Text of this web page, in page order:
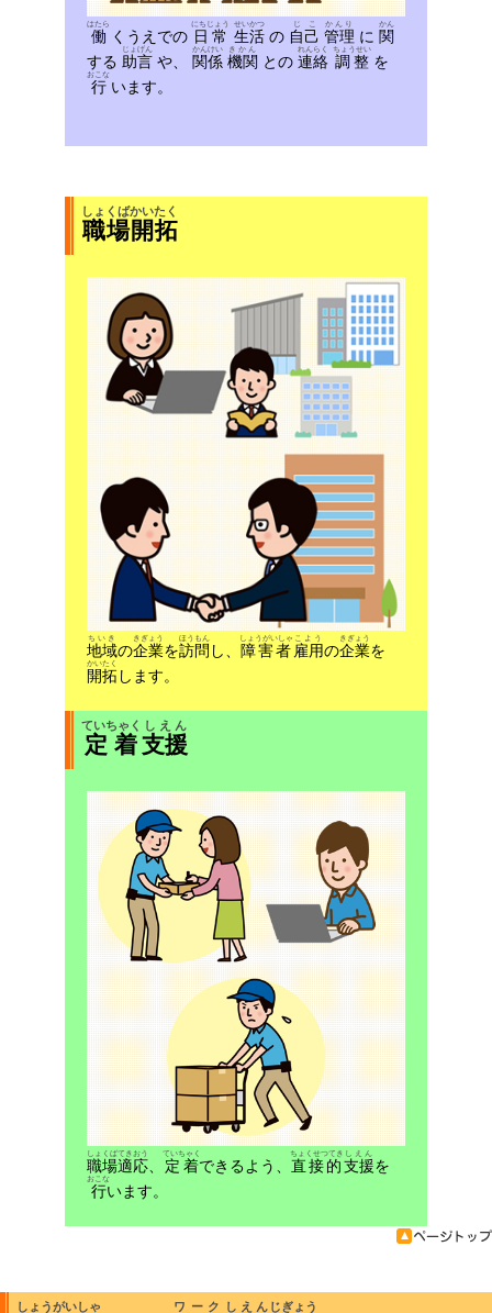
働
はたら
くうえでの 日常
にちじょう
生活
せいかつ
の 自己
じこ
管理
かんり
に 関
かん
する 助言
じょげん
や、 関係
かんけい
機関
きかん
との 連絡
れんらく
調整
ちょうせい
を
行
おこな
います。
職場
しょくば
開拓
かいたく
地域
ちいき
の企業
きぎょう
を訪問
ほうもん
し、 障害者
しょうがいしゃ
雇用
こよう
の企業
きぎょう
を
開拓
かいたく
します。
定着
ていちゃく
支援
しえん
職場
しょくば
適応
てきおう
定着
ていちゃく
できるよう、 直接的
ちょくせつてき
支援
しえん
を
行
おこな
います。
しょうがいしゃ ワーク しえん じぎょう